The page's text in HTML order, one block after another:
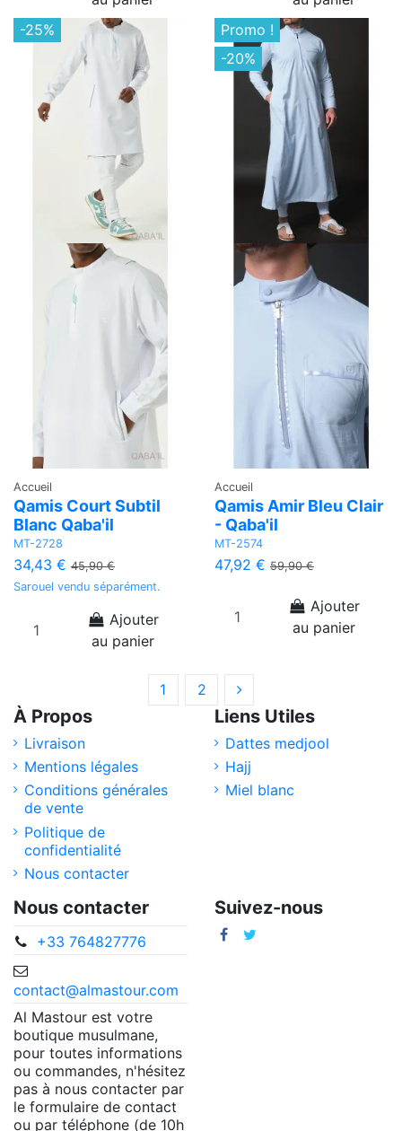
-25%
Accueil
Qamis Court Subtil
Blanc Qaba'il
MT-2728
34,43 € 45,90 €
Sarouel vendu séparément.
Ajouter
au panier
Promo !
-20%
Accueil
Qamis Amir Bleu Clair
- Qaba'il
MT-2574
47,92 € 59,90 €
Ajouter
au panier
1 2
À Propos
Livraison
Mentions légales
Conditions générales
de vente
Politique de
confidentialité
Nous contacter
Liens Utiles
Dattes medjool
Hajj
Miel blanc
Nous contacter
+33 764827776
contact@almastour.com
Al Mastour est votre
boutique musulmane,
pour toutes informations
ou commandes, n'hésitez
pas à nous contacter par
le formulaire de contact
ou par téléphone (de 10h
Suivez-nous